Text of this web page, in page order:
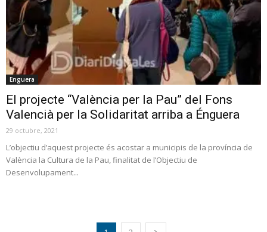
Enguera
El projecte “València per la Pau” del Fons
Valencià per la Solidaritat arriba a Énguera
29 octubre, 2021
L’objectiu d’aquest projecte és acostar a municipis de la província de
València la Cultura de la Pau, finalitat de l’Objectiu de
Desenvolupament...